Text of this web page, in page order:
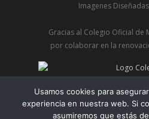
Imagenes
Gracias al Colegio Oficial de
por colaborar en la
© 2026 Spars | Sociedad de
Soria.
Usamos cookies para
experiencia en nuestra web. Si
asumiremos que estás